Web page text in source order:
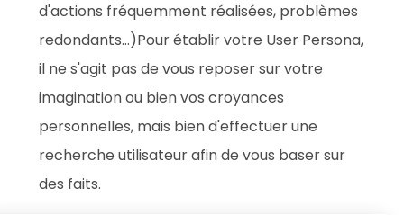
d'actions fréquemment réalisées, problèmes
redondants...)Pour établir votre User Persona,
il ne s'agit pas de vous reposer sur votre
imagination ou bien vos croyances
personnelles, mais bien d'effectuer une
recherche utilisateur afin de vous baser sur
des faits.